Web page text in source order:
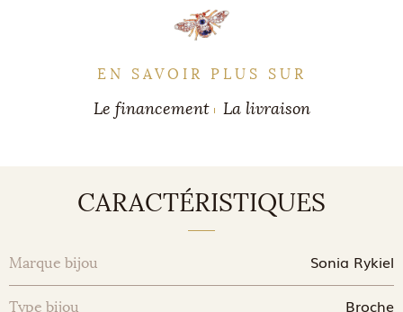
EN SAVOIR PLUS SUR
Le financement La livraison
CARACTÉRISTIQUES
Marque bijou Sonia Rykiel
Type bijou Broche